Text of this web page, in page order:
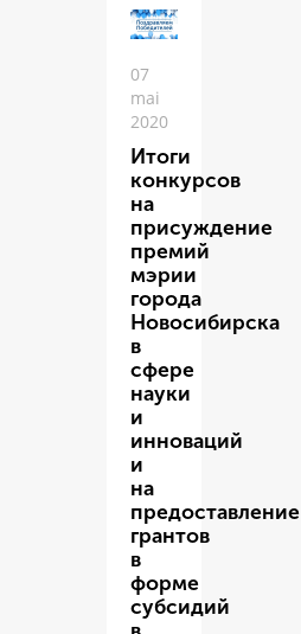
07
mai
2020
Итоги
конкурсов
на
присуждение
премий
мэрии
города
Новосибирска
в
сфере
науки
и
инноваций
и
на
предоставление
грантов
в
форме
субсидий